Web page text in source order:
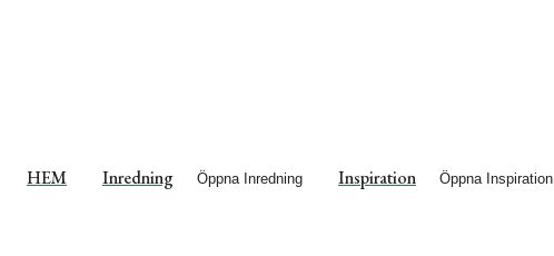
HEM Inredning Öppna Inredning Inspiration Öppna Inspiration